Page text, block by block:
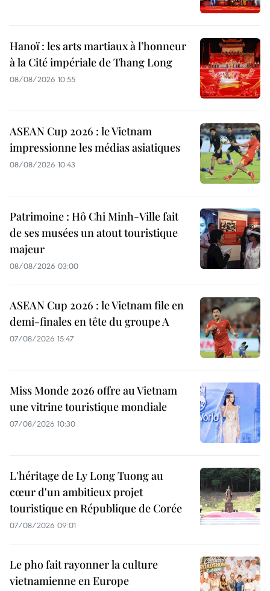
Hanoï : les arts martiaux à l’honneur
à la Cité impériale de Thang Long
08/08/2026 10:55
ASEAN Cup 2026 : le Vietnam
impressionne les médias asiatiques
08/08/2026 10:43
Patrimoine : Hô Chi Minh-Ville fait
de ses musées un atout touristique
majeur
08/08/2026 03:00
ASEAN Cup 2026 : le Vietnam file en
demi-finales en tête du groupe A
07/08/2026 15:47
Miss Monde 2026 offre au Vietnam
une vitrine touristique mondiale
07/08/2026 10:30
L'héritage de Ly Long Tuong au
cœur d'un ambitieux projet
touristique en République de Corée
07/08/2026 09:01
Le pho fait rayonner la culture
vietnamienne en Europe